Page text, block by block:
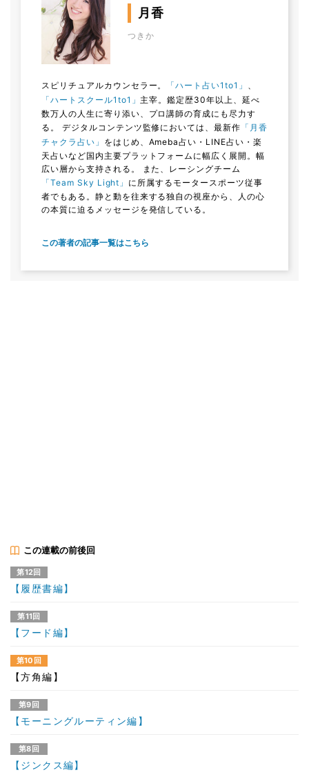
月香
つきか
スピリチュアルカウンセラー。 「ハート占い1to1」
「ハートスクール1to1」 主宰。鑑定歴30年以上、延べ
数万人の人生に寄り添い、プロ講師の育成にも尽力す
る。 デジタルコンテンツ監修においては、最新作 「月香
チャクラ占い」 をはじめ、Ameba占い・LINE占い・楽
天占いなど国内主要プラットフォームに幅広く展開。幅
広い層から支持される。 また、レーシングチーム
「Team Sky Light」 に所属するモータースポーツ従事
者でもある。静と動を往来する独自の視座から、人の心
の本質に迫るメッセージを発信している。
この著者の記事一覧はこちら
この連載の前後回
第12回
【履歴書編】
第11回
【フード編】
第10回
【方角編】
第9回
【モーニングルーティン編】
第8回
【ジンクス編】